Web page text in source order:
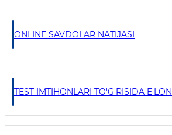
ONLINE SAVDOLAR NATIJASI
TEST IMTIHONLARI TO'G'RISIDA E'LON